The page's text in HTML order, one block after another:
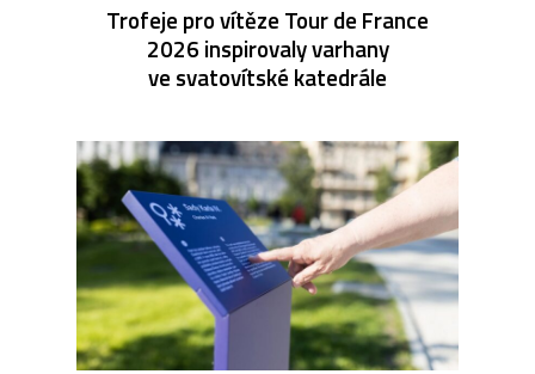
Trofeje pro vítěze Tour de France
2026 inspirovaly varhany
ve svatovítské katedrále